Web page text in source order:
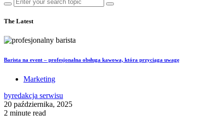
The Latest
Barista na event – profesjonalna obsługa kawowa, która przyciąga uwagę
Marketing
byredakcja serwisu
20 października, 2025
2 minute read